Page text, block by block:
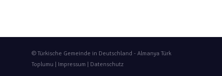
© Türkische Gemeinde in Deutschland - Almanya Türk
Toplumu | Impressum Datenschutz